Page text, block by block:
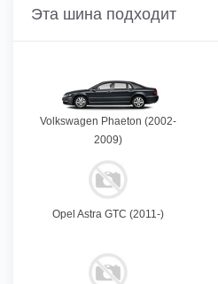
Эта шина подходит
Volkswagen Phaeton (2002-
2009)
Opel Astra GTC (2011-)